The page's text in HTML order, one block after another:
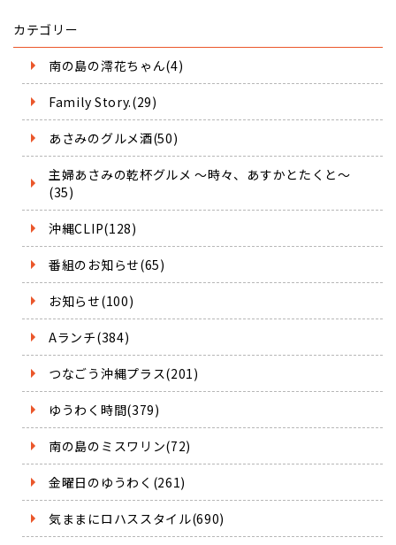
カテゴリー
南の島の澪花ちゃん(4)
Family Story.(29)
あさみのグルメ酒(50)
主婦あさみの乾杯グルメ ～時々、あすかとたくと～
(35)
沖縄CLIP(128)
番組のお知らせ(65)
お知らせ(100)
Aランチ(384)
つなごう沖縄プラス(201)
ゆうわく時間(379)
南の島のミスワリン(72)
金曜日のゆうわく(261)
気ままにロハススタイル(690)